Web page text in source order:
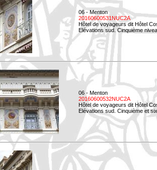
06 - Menton
20160600531NUC2A
Hôtel de voyageurs dit Hôtel
Elévations sud. Cinquième
06 - Menton
20160600532NUC2A
Hôtel de voyageurs dit Hôtel
Elévations sud. Cinquième et